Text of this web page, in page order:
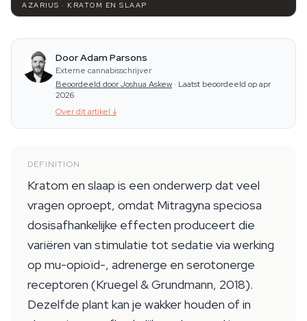
AZARIUS · KRATOM EN SLAAP
Door Adam Parsons
Externe cannabisschrijver
Beoordeeld door Joshua Askew · Laatst beoordeeld op apr
2026
Over dit artikel ↓
DEFINITION
Kratom en slaap is een onderwerp dat veel
vragen oproept, omdat Mitragyna speciosa
dosisafhankelijke effecten produceert die
variëren van stimulatie tot sedatie via werking
op mu-opioïd-, adrenerge en serotonerge
receptoren (Kruegel & Grundmann, 2018).
Dezelfde plant kan je wakker houden of in